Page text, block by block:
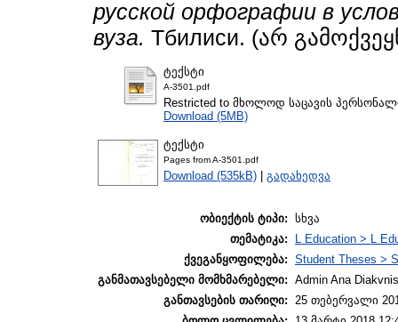
русской орфографии в
вуза. Тбилиси. (არ
ტექსტი
A-3501.pdf
Restricted to მხოლოდ საცავის
Download (5MB)
ტექსტი
Pages from A-3501.pdf
Download (535kB) | გადახედვა
ობიექტის ტიპი: სხვა
თემატიკა:
L Education > L
ქვეგანყოფილება: Student Theses >
განმათავსებელი მომხმარებელი: Admin Ana
განთავსების თარიღი: 25 თებერვალი